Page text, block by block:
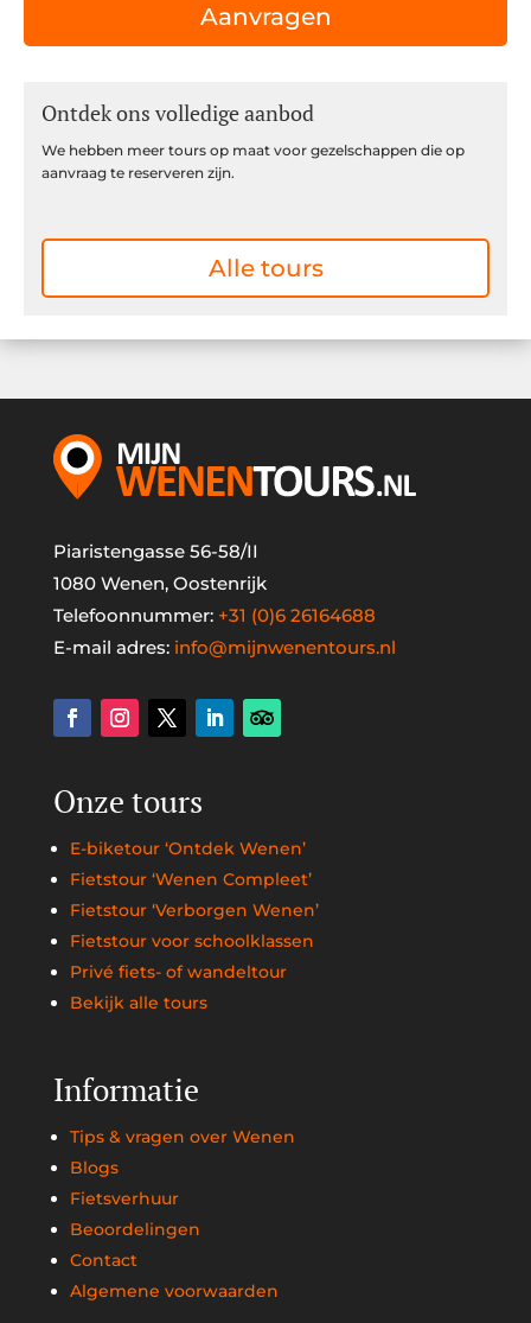
Aanvragen
Ontdek ons volledige aanbod
We hebben meer tours op maat voor gezelschappen die op
aanvraag te reserveren zijn.
Alle tours
Piaristengasse 56-58/II
1080 Wenen, Oostenrijk
Telefoonnummer: +31 (0)6 26164688
E-mail adres: info@mijnwenentours.nl
Onze tours
E-biketour ‘Ontdek Wenen’
Fietstour ‘Wenen Compleet’
Fietstour ‘Verborgen Wenen’
Fietstour voor schoolklassen
Privé fiets- of wandeltour
Bekijk alle tours
Informatie
Tips & vragen over Wenen
Blogs
Fietsverhuur
Beoordelingen
Contact
Algemene voorwaarden